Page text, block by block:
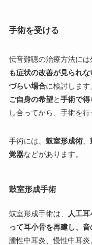
手術を受ける
伝音難聴の治療方法には
も症状の改善が見られな
づらい場合に検討します
ご自身の希望と手術で得
し合ってから、手術を行
手術には、 鼓室形成術、
覚器などがあります。
鼓室形成手術
鼓室形成手術は、
人工
って耳小骨を再建し、
腫性中耳炎、慢性中耳